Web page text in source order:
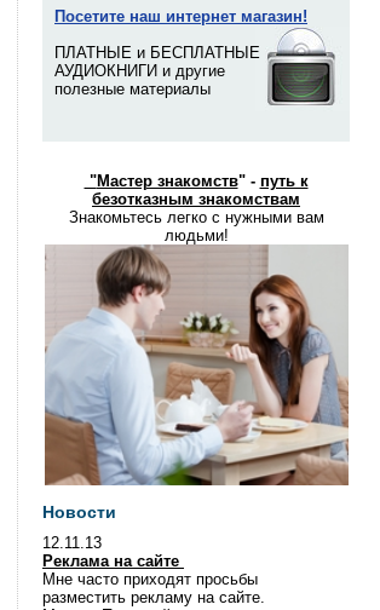
Посетите наш интернет магазин!
ПЛАТНЫЕ и БЕСПЛАТНЫЕ
АУДИОКНИГИ и другие
полезные материалы
"Мастер знакомств" - путь к
безотказным знакомствам
Знакомьтесь легко с нужными вам
людьми!
Новости
12.11.13
Реклама на сайте
Мне часто приходят просьбы
разместить рекламу на сайте.